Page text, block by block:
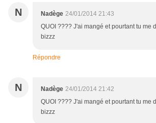
N Nadège 24/01/2014 21:43
QUOI ???? J'ai mangé et pourtant tu me
bizzz
Répondre
N Nadège 24/01/2014 21:42
QUOI ???? J'ai mangé et pourtant tu me
bizzz